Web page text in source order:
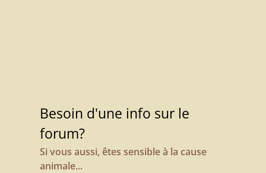
Besoin d'une info sur le
forum?
Si vous aussi, êtes sensible à la cause
animale...